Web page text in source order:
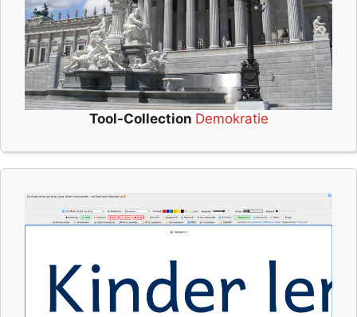
Tool-Collection Demokratie